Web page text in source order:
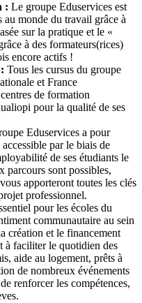
: Le groupe Eduservices est
au monde du travail grâce à
sur la pratique et le «
à des formateurs(rices)
encore actifs !
Tous les cursus du groupe
et France
de formation
pour la qualité de ses
Eduservices a pour
par le biais de
de ses étudiants le
parcours sont possibles,
apporteront toutes les clés
professionnel.
pour les écoles du
communautaire au sein
création et le financement
à faciliter le quotidien des
aide au logement, prêts à
de nombreux événements
renforcer les compétences,